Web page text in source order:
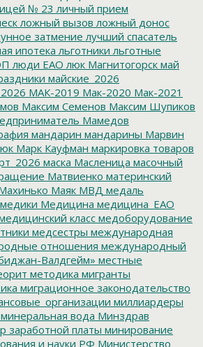
№ 23 личный прием
ложный вызов ложный донос
затмение лучший спасатель
ипотека льготники льготные
люди ЕАО люк Магнитогорск май
майские_2026
МАК-2019 Мак-2020 Мак-2021
Максим Семенов Максим Шупиков
Мамедов
мандарин мандарины Марвин
Марк Кауфман маркировка товаров
маска Масленица масочный
Матвиенко материнский
Маяк МВД медаль
медики Медицина медицина_ЕАО
класс медоборудование
медсестры международная
отношения международный
Валдгейм» местные
методика мигранты
миграционное законодательство
миллиардеры
минеральная вода Минздрав
заработной платы минирование
и науки РФ Министерство